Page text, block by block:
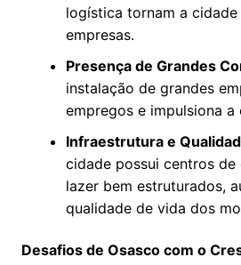
logística tornam a
empresas.
Presença de Grandes
instalação de grandes
empregos e impulsiona a
Infraestrutura e
cidade possui centros de
lazer bem estruturados,
qualidade de vida dos
Desafios de Osasco com o